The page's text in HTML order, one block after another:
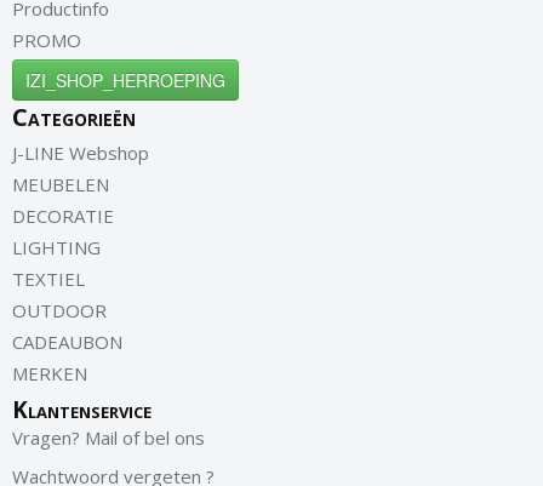
Productinfo
PROMO
IZI_SHOP_HERROEPING
Categorieën
J-LINE Webshop
MEUBELEN
DECORATIE
LIGHTING
TEXTIEL
OUTDOOR
CADEAUBON
MERKEN
Klantenservice
Vragen? Mail of bel ons
Wachtwoord vergeten ?